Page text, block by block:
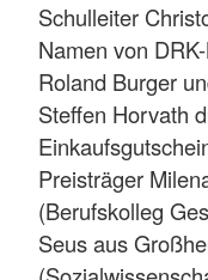
Schulleiter
Namen von
Roland Burger
Steffen Horvath
Preisträger
(Berufskolleg
Seus aus